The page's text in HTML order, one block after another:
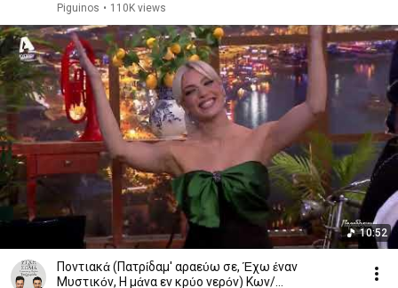
Piguinos • 110K views
10:52
Ποντιακά (Πατρίδαμ' αραεύω σε, Έχω έναν
Μυστικόν, Η μάνα εν κρύο νερόν) Κων/